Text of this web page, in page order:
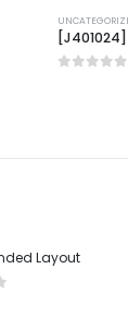
Layout
5